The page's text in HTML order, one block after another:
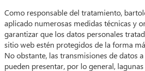
Como responsable del tratamiento,
aplicado numerosas medidas técnicas y
garantizar que los datos personales
sitio web estén protegidos de la forma
No obstante, las transmisiones de datos
pueden presentar, por lo general,